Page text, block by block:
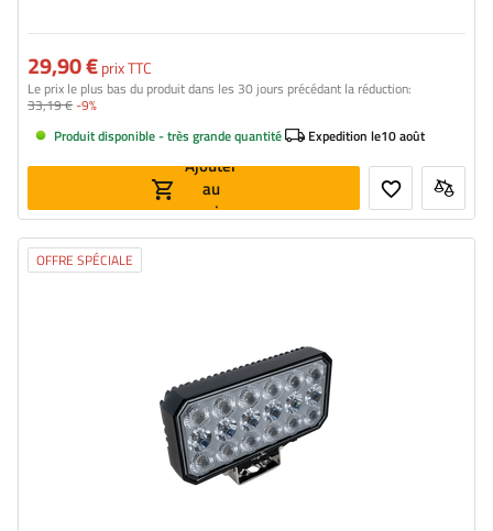
29,90 €prix TTC
Le prix le plus bas du produit dans les 30 jours précédant la réduction:
33,19 €-9%
Produit disponible - très grande quantité
Expedition le10 août
Ajouter
au
panier
OFFRE SPÉCIALE
Flux lumineux:
5700 K